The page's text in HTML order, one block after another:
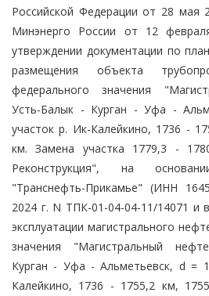
Российской Федерации от 28 мая
Минэнерго России от 12
утверждении документации по
размещения объекта
федерального значения
Усть-Балык - Курган - Уфа -
участок р. Ик-Калейкино, 1736 -
км. Замена участка 1779,3 -
Реконструкция", на
"Транснефть-Прикамье" (ИНН
2024 г. N ТПК-01-04-04-11/14071 и
эксплуатации магистрального
значения "Магистральный
Курган - Уфа - Альметьевск, d =
Калейкино, 1736 - 1755,2 км,